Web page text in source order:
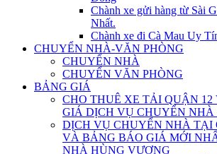
Chành xe gửi hàng từ Sài
Nhất.
Chành xe đi Cà Mau Uy
CHUYỂN NHÀ-VĂN PHÒNG
CHUYỂN NHÀ
CHUYỂN VĂN PHÒNG
BẢNG GIÁ
CHO THUÊ XE TẢI QUẬN
GIÁ DỊCH VỤ CHUYỂN NHÀ
DỊCH VỤ CHUYỂN NHÀ TẠI
VÀ BẢNG BÁO GIÁ MỚI
NHÀ HÙNG VƯƠNG